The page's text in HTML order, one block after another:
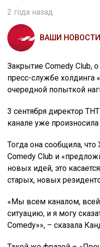
2 года назад
ВАШИ НОВОСТИ
Закрытие Comedy Club,
пресс-службе
очередной попыткой
3 сентября директор
канале уже
Тогда она сообщила,
Comedy Club и
новых идей, это
старых, новых
«Мы всем каналом,
ситуацию, и я могу
Comedy»», – сказала